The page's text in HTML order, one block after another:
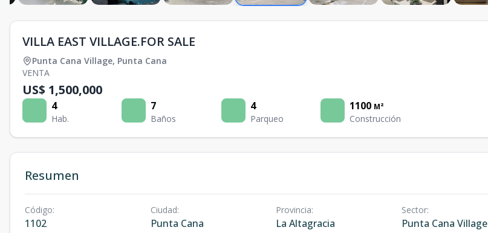
VILLA EAST VILLAGE.FOR SALE
Punta Cana Village, Punta Cana
VENTA
US$ 1,500,000
4
Hab.
7
Baños
4
Parqueo
1100 M²
Construcción
Resumen
Código:
1102
Ciudad:
Punta Cana
Provincia:
La Altagracia
Sector:
Punta Cana Village